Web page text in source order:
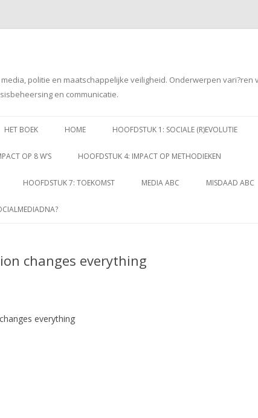
politie en maatschappelijke veiligheid. Onderwerpen vari?ren
en communicatie.
naar
HET BOEK HOME HOOFDSTUK 1: SOCIALE (R)EVOLUTIE
OP 8 W’S HOOFDSTUK 4: IMPACT OP METHODIEKEN
HOOFDSTUK 7: TOEKOMST MEDIA ABC MISDAAD ABC
changes everything
everything